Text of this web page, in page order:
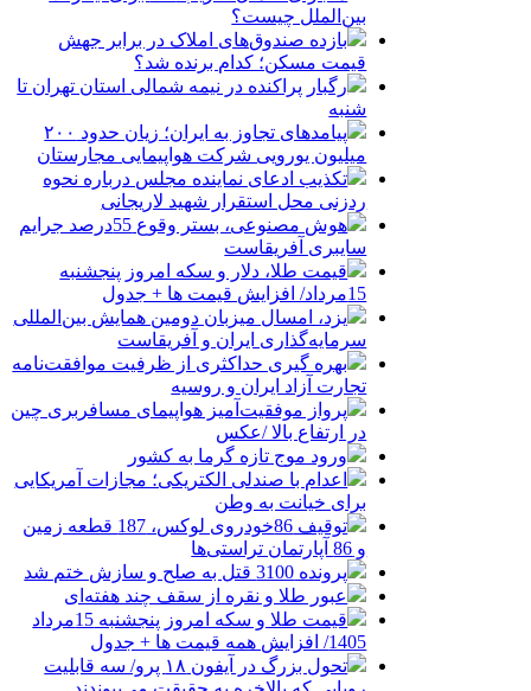
بین‌الملل چیست؟
بازده صندوق‌های املاک در برابر جهش
قیمت مسکن؛ کدام برنده شد؟
رگبار پراکنده در نیمه شمالی استان تهران تا
شنبه
پیامدهای تجاوز به ایران؛ زیان حدود ۲۰۰
میلیون یورویی شرکت هواپیمایی مجارستان
تکذیب ادعای نماینده مجلس درباره نحوه
ردزنی محل استقرار شهید لاریجانی
هوش مصنوعی، بستر وقوع 55درصد جرایم
سایبری آفریقاست
قیمت طلا، دلار و سکه امروز پنجشنبه
15مرداد/ افزایش قیمت ها + جدول
یزد، امسال میزبان دومین همایش بین‌المللی
سرمایه‌گذاری ایران و آفریقاست
بهره گیری حداکثری از ظرفیت موافقت‌نامه
تجارت آزاد ایران و روسیه
پرواز موفقیت‌آمیز هواپیمای مسافربری چین
در ارتفاع بالا /عکس
ورود موج تازه گرما به کشور
اعدام با صندلی الکتریکی؛ مجازات آمریکایی
برای خیانت به وطن
توقیف 86خودروی لوکس، 187 قطعه زمین
و 86 آپارتمان تراستی‌ها
پرونده 3100 قتل به صلح و سازش ختم شد
عبور طلا و نقره از سقف چند هفته‌ای
قیمت طلا و سکه امروز پنجشنبه 15مرداد
1405/ افزایش همه قیمت ها + جدول
تحول بزرگ در آیفون ۱۸ پرو/ سه قابلیت